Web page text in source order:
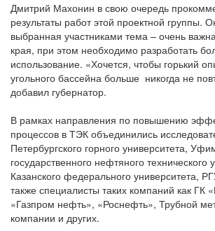
Дмитрий Махонин в свою очередь
результаты работ этой проектной группы.
выбранная участниками тема – очень
края, при этом необходимо разработать
использование. «Хочется, чтобы горький
угольного бассейна больше никогда не
добавил губернатор.
В рамках направления по повышению
процессов в ТЭК объединились
Петербургского горного университета,
государственного нефтяного технического
Казанского федерального университета,
также специалисты таких компаний как
«Газпром нефть», «Роснефть», Трубной
компании и других.